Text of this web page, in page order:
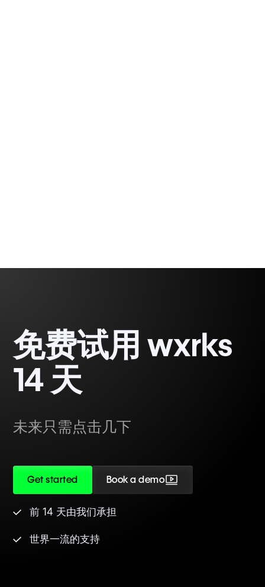
免费试用 wxrks
14 天
未来只需点击几下
Get started Book a demo
前 14 天由我们承担
世界一流的支持